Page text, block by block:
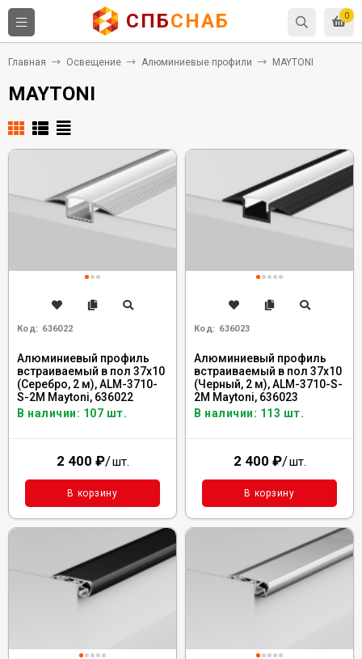
0
СПБСНАБ
Главная Освещение Алюминиевые профили MAYTONI
MAYTONI
Код: 636022
Алюминиевый профиль
встраиваемый в пол 37x10
(Серебро, 2 м), ALM-3710-
S-2M Maytoni, 636022
В наличии: 107 шт.
2 400 ₽/шт.
В корзину
Код: 636023
Алюминиевый профиль
встраиваемый в пол 37x10
(Черный, 2 м), ALM-3710-S-
2M Maytoni, 636023
В наличии: 113 шт.
2 400 ₽/шт.
В корзину